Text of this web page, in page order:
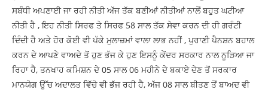
ਸਬੰਧੀ ਅਪਣਾਈ ਜਾ ਰਹੀ ਨੀਤੀ ਅੱਜ ਤੱਕ ਬਣੀਆਂ ਨੀਤੀਆਂ ਨਾਲੋਂ ਬਹੁਤ ਘਟੀਆ
ਨੀਤੀ ਹੈ , ਇਹ ਨੀਤੀ ਸਿਰਫ ਤੇ ਸਿਰਫ 58 ਸਾਲ ਤੱਕ ਸੇਵਾ ਕਰਨ ਦੀ ਹੀ ਗਰੰਟੀ
ਦਿੰਦੀ ਹੈ ਅਤੇ ਹੋਰ ਕੋਈ ਵੀ ਪੱਕੇ ਮੁਲਾਜ਼ਮਾਂ ਵਾਲਾ ਲਾਭ ਨਹੀਂ , ਪੁਰਾਣੀ ਪੈਨਸ਼ਨ ਬਹਾਲ
ਕਰਨ ਦੇ ਆਪਣੇ ਵਾਅਦੇ ਤੋਂ ਹੁਣ ਭੱਜ ਕੇ ਹੁਣ ਇਸਨੂੰ ਕੇਂਦਰ ਸਰਕਾਰ ਨਾਲ ਨੂੜਿਆ ਜਾ
ਰਿਹਾ ਹੈ, ਤਨਖਾਹ ਕਮਿਸ਼ਨ ਦੇ 05 ਸਾਲ 06 ਮਹੀਨੇ ਦੇ ਬਕਾਏ ਦੇਣ ਤੋਂ ਸਰਕਾਰ
ਮਾਨਯੋਗ ਉੱਚ ਅਦਾਲਤ ਵਿੱਚੋ ਵੀ ਭੱਜ ਰਹੀ ਹੈ, ਅੱਜ 08 ਸਾਲ ਬੀਤਣ ਤੋਂ ਬਾਅਦ ਵੀ